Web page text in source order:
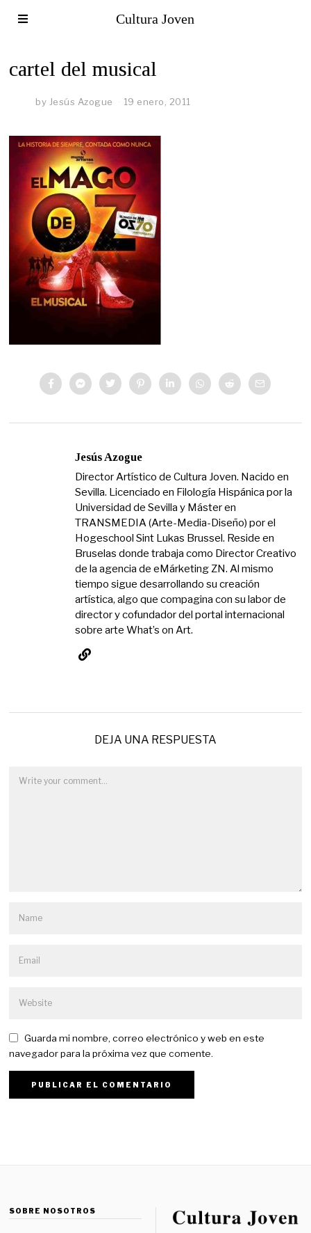
Cultura Joven
cartel del musical
by Jesús Azogue 19 enero, 2011
Jesús Azogue
Director Artístico de Cultura Joven. Nacido en
Sevilla. Licenciado en Filología Hispánica por la
Universidad de Sevilla y Máster en
TRANSMEDIA (Arte-Media-Diseño) por el
Hogeschool Sint Lukas Brussel. Reside en
Bruselas donde trabaja como Director Creativo
de la agencia de eMárketing ZN. Al mismo
tiempo sigue desarrollando su creación
artística, algo que compagina con su labor de
director y cofundador del portal internacional
sobre arte What’s on Art.
DEJA UNA RESPUESTA
Guarda mi nombre, correo electrónico y web en este
navegador para la próxima vez que comente.
SOBRE NOSOTROS